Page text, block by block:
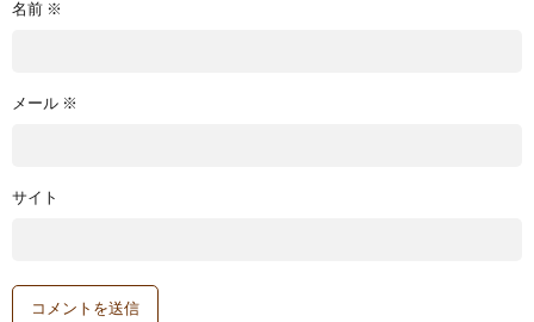
名前 ※
メール ※
サイト